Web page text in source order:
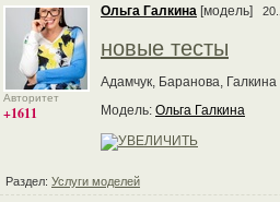
Авторитет
+1611
Ольга Галкина [модель]
новые тесты
Адамчук, Баранова, Галкина
Модель: Ольга Галкина
Раздел: Услуги моделей